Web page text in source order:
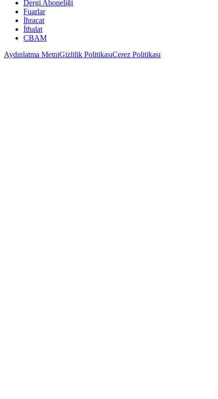
Dergi Aboneliği
Fuarlar
İhracat
İthalat
CBAM
Aydınlatma MetniGizlilik PolitikasıÇerez Politikası